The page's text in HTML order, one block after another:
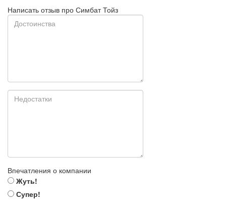
Написать отзыв про Симбат Тойз
Впечатления о компании
Жуть!
Супер!